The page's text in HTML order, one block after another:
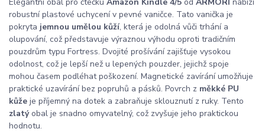
robustní plastové uchycení v pevné vaničce. Tato vanička je
pokryta jemnou umělou kůží, která je odolná vůči trhání a
olupování, což představuje výraznou výhodu oproti tradičním
pouzdrům typu Fortress. Dvojité prošívání zajišťuje vysokou
odolnost, což je lepší než u lepených pouzder, jejichž spoje
mohou časem podléhat poškození. Magnetické zavírání umožňuje
praktické uzavírání bez popruhů a pásků. Povrch z měkké PU
kůže je příjemný na dotek a zabraňuje sklouznutí z ruky. Tento
zlatýobal je snadno omyvatelný, což zvyšuje jeho praktickou
hodnotu.